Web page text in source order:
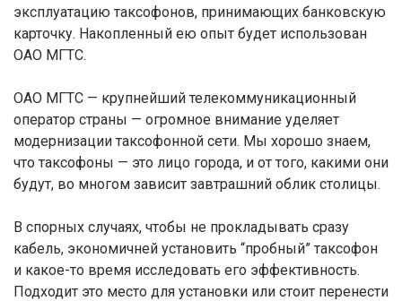
эксплуатацию таксофонов, принимающих банковскую
карточку. Накопленный ею опыт будет использован
ОАО МГТС.
ОАО МГТС — крупнейший телекоммуникационный
оператор страны — огромное внимание уделяет
модернизации таксофонной сети. Мы хорошо знаем,
что таксофоны — это лицо города, и от того, какими они
будут, во многом зависит завтрашний облик столицы.
В спорных случаях, чтобы не прокладывать сразу
кабель, экономичней установить “пробный” таксофон
и какое-то время исследовать его эффективность.
Подходит это место для установки или стоит перенести